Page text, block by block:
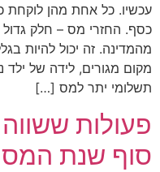
עכשיו. כל אחת מהן לוקחת
כסף. החזרי מס – חלק
מהמדינה. זה יכול להיות
תשלומי יתר למס […]
פעולות
סוף שנת המס